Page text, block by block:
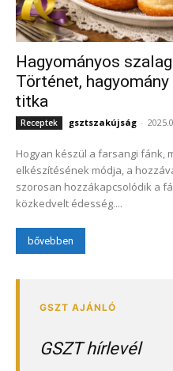
Hagyományos
Történet,
titka
Receptek gsztszakújság -
Hogyan készül a farsangi fánk,
elkészítésének módja, a hozzávalókkal? A
szorosan hozzákapcsolódik a
közkedvelt édesség....
bővebben
GSZT hírlevél